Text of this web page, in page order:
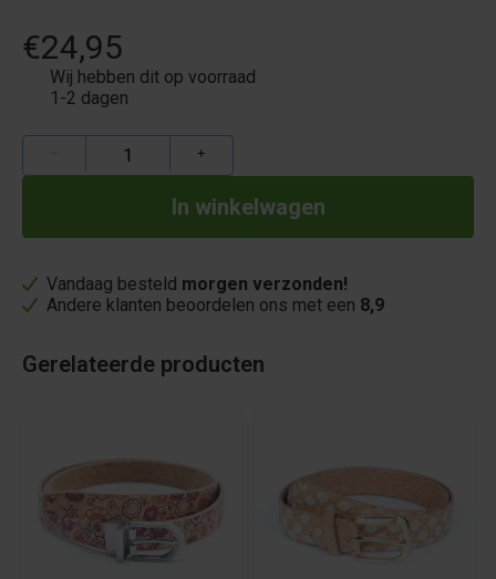
€24,95
Wij hebben dit op voorraad
1-2 dagen
+
Vandaag besteld morgen verzonden!
Andere klanten beoordelen ons met een 8,9
Gerelateerde producten